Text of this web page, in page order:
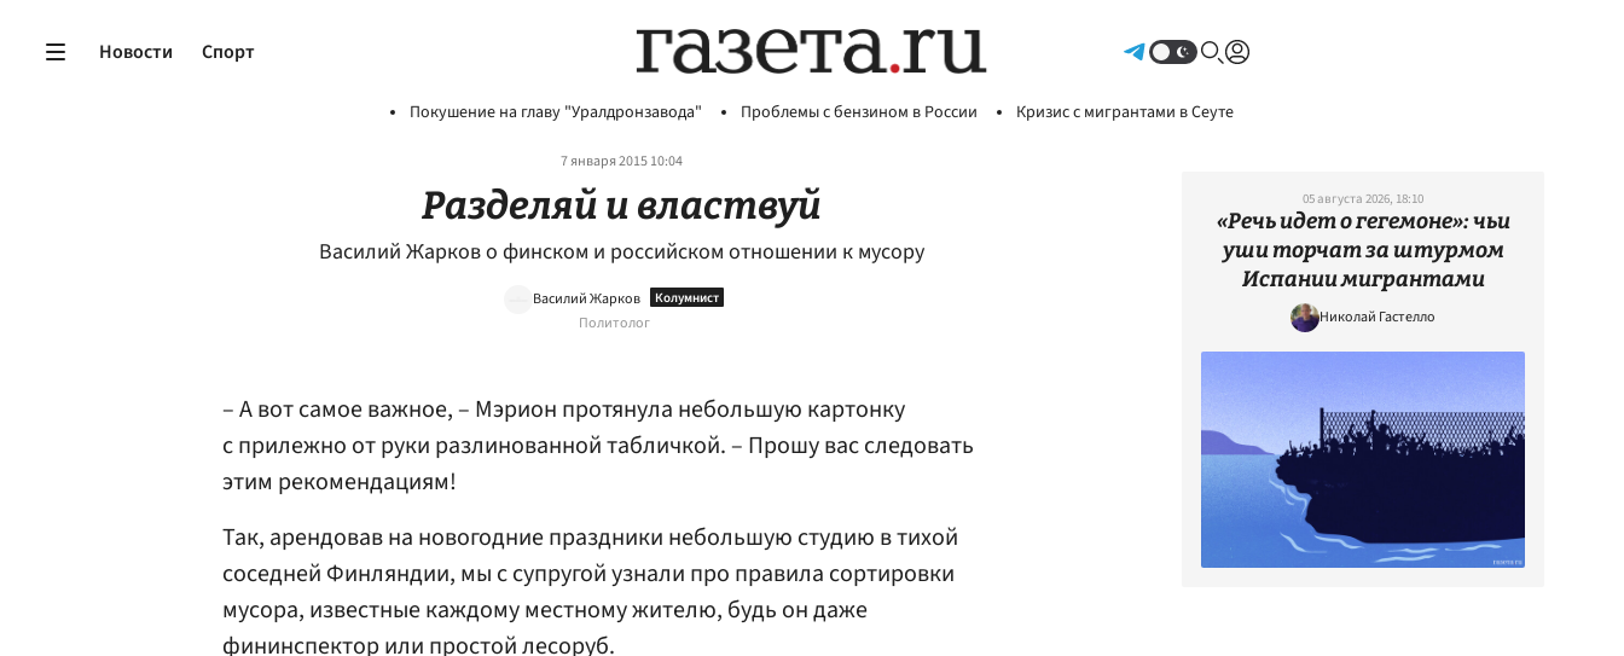
Новости Спорт
Покушение на главу "Уралдронзавода" Проблемы с бензином в России Кризис с мигрантами в Сеуте
7 января 2015 10:04
Разделяй и властвуй
Василий Жарков о финском и российском отношении к мусору
Василий Жарков
Политолог
– А вот самое важное, – Мэрион протянула небольшую картонку
с прилежно от руки разлинованной табличкой. – Прошу вас следовать
этим рекомендациям!
Так, арендовав на новогодние праздники небольшую студию в тихой
соседней Финляндии, мы с супругой узнали про правила сортировки
мусора, известные каждому местному жителю, будь он даже
фининспектор или простой лесоруб.
05 августа 2026, 18:10
«Речь идет о гегемоне»: чьи
уши торчат за штурмом
Испании мигрантами
Николай Гастелло